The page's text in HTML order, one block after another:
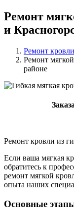
Ремонт
и
Ремонт
Ремонт
районе
Ремонт кровли из
Если ваша мягкая
обратитесь к
ремонт мягкой
опыта наших
Основные